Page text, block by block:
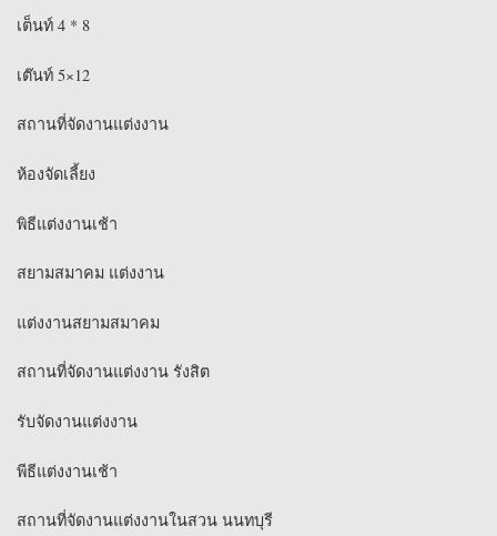
เต็นท์ 4 * 8
เต๊นท์ 5×12
สถานที่จัดงานแต่งงาน
ห้องจัดเลี้ยง
พิธีแต่งงานเช้า
สยามสมาคม แต่งงาน
แต่งงานสยามสมาคม
สถานที่จัดงานแต่งงาน รังสิต
รับจัดงานแต่งงาน
พีธีแต่งงานเช้า
สถานที่จัดงานแต่งงานในสวน นนทบุรี